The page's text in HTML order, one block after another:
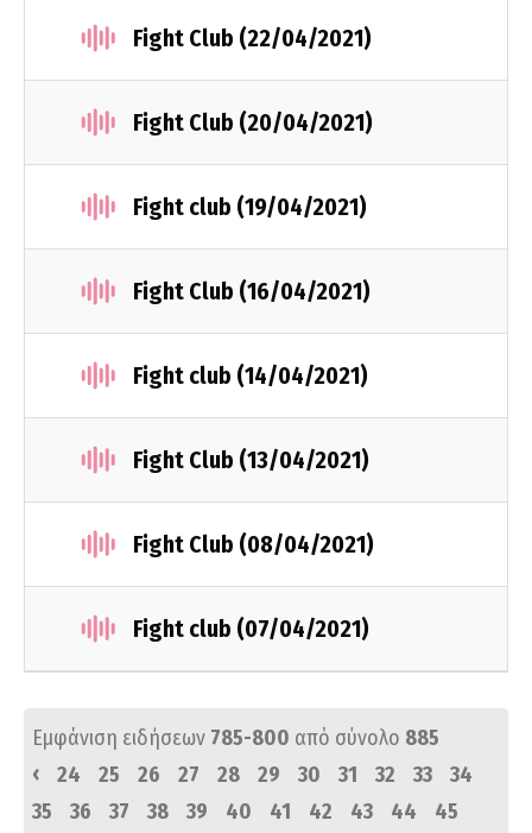
Fight Club (22/04/2021)
Fight Club (20/04/2021)
Fight club (19/04/2021)
Fight Club (16/04/2021)
Fight club (14/04/2021)
Fight Club (13/04/2021)
Fight Club (08/04/2021)
Fight club (07/04/2021)
Εμφάνιση ειδήσεων 785-800 από σύνολο 885
‹
24 25 26 27 28 29 30 31 32 33
34
35
36 37 38 39 40 41 42 43 44
45